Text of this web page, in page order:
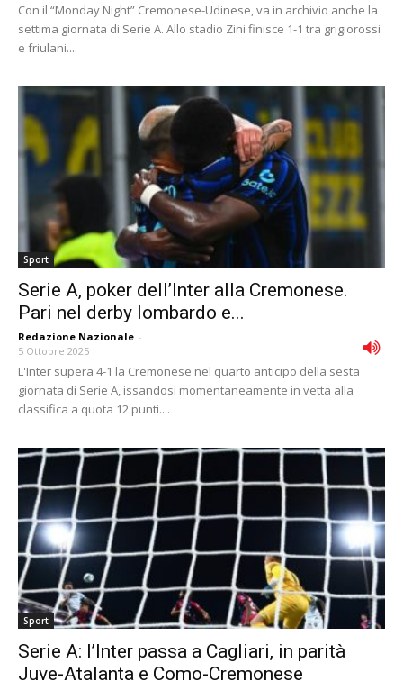
Con il “Monday Night” Cremonese-Udinese, va in archivio anche la
settima giornata di Serie A. Allo stadio Zini finisce 1-1 tra grigiorossi
e friulani....
Sport
Serie A, poker dell’Inter alla Cremonese.
Pari nel derby lombardo e...
Redazione Nazionale -
5 Ottobre 2025
L'Inter supera 4-1 la Cremonese nel quarto anticipo della sesta
giornata di Serie A, issandosi momentaneamente in vetta alla
classifica a quota 12 punti....
Sport
Serie A: l’Inter passa a Cagliari, in parità
Juve-Atalanta e Como-Cremonese